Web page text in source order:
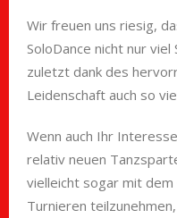
Wir freuen uns riesig,
SoloDance nicht nur
zuletzt dank des
Leidenschaft auch so
Wenn auch Ihr
relativ neuen
vielleicht sogar mit dem
Turnieren